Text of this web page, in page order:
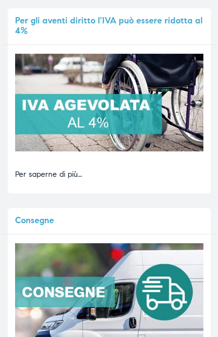
Pergli aventi diritto l’IVA può essere ridotta al
4%
Per saperne di più…
Consegne